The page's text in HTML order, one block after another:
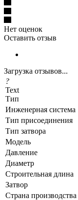
Нет оценок
Оставить отзыв
Загрузка отзывов...
?
Text
Тип
Инженерная система
Тип присоединения
Тип затвора
Модель
Давление
Диаметр
Строительная длина
Затвор
Страна производства